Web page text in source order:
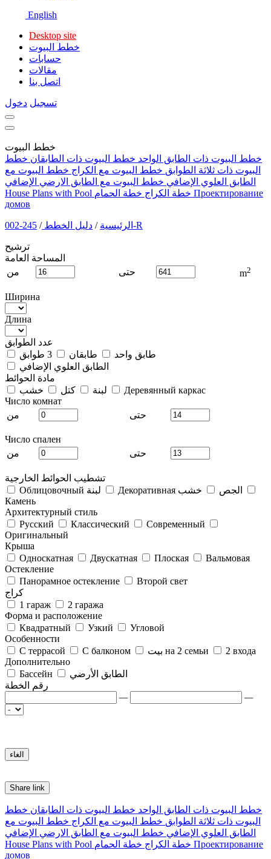
English
Desktop site
خطط البيوت
حسابات
مقالات
اتصل بنا
تسجيل دخول
خطط البيوت
خطط البيوت ذات الطابق الواحد خطط البيوت ذات الطابقان خطط
البيوت ذات ثلاثة الطوابق خطط البيوت مع الكراج خطط البيوت مع
الطابق العلوي الإضافي خطط البيوت مع الطابق الارضي الإضافي
House Plans with Pool
خطة الكراج خطة الحمام
Проектирование
домов
الرئيسية / دليل الخطط / 245-002-R
ترشيح
المساحة العامة
من
حتى m2
Ширина
Длина
عدد الطوابق
طابق واحد
طابقان
الطابق العلوي الإضافي
مادة الحوائط
لبنة
كتل خشب
Деревянный каркас
Число комнат
من
حتى
Число спален
من
حتى
تشطيب الحوائط الخارجية
Облицовочный لبنة
Декоративная الجص
خشب
Камень
Архитектурный стиль
Русский
Классический
Современный
Оригинальный
Крыша
Односкатная
Двускатная Плоская
Вальмовая
Остекление
Панорамное остекление
Второй свет
كراج
1 гараж
2 гаража
Форма и расположение
Квадратный
Узкий
Угловой
Особенности
С террасой
С балконом بيت на 2 семьи
2 входа
Дополнительно
Бассейн
الطابق الأرضي
رقم الخطة
—
—
Share link
خطط البيوت ذات الطابق الواحد خطط البيوت ذات الطابقان خطط
البيوت ذات ثلاثة الطوابق خطط البيوت مع الكراج خطط البيوت مع
الطابق العلوي الإضافي خطط البيوت مع الطابق الارضي الإضافي
House Plans with Pool
خطة الكراج خطة الحمام
Проектирование
домов